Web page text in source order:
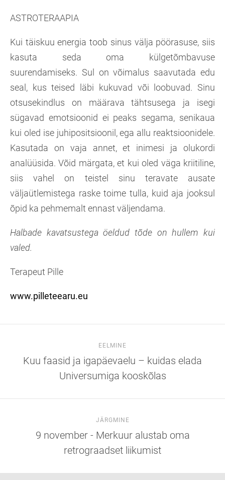
ASTROTERAAPIA
Kui täiskuu energia toob sinus välja pöörasuse, siis
kasuta seda oma külgetõmbavuse
suurendamiseks. Sul on võimalus saavutada edu
seal, kus teised läbi kukuvad või loobuvad. Sinu
otsusekindlus on määrava tähtsusega ja isegi
sügavad emotsioonid ei peaks segama, senikaua
kui oled ise juhipositsioonil, ega allu reaktsioonidele.
Kasutada on vaja annet, et inimesi ja olukordi
analüüsida. Võid märgata, et kui oled väga kriitiline,
siis vahel on teistel sinu teravate ausate
väljaütlemistega raske toime tulla, kuid aja jooksul
õpid ka pehmemalt ennast väljendama.
Halbade kavatsustega öeldud tõde on hullem kui
valed.
Terapeut Pille
www.pilleteearu.eu
EELMINE
Kuu faasid ja igapäevaelu – kuidas elada
Universumiga kooskõlas
JÄRGMINE
9 november - Merkuur alustab oma
retrograadset liikumist